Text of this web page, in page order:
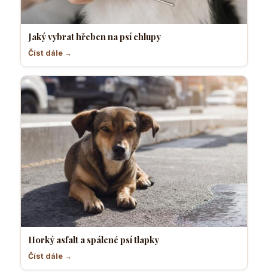
Jaký vybrat hřeben na psí chlupy
Číst dále →
Horký asfalt a spálené psí tlapky
Číst dále →